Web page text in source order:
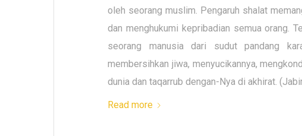
oleh seorang muslim. Pengaruh shalat
dan menghukumi kepribadian semua orang.
seorang manusia dari sudut pandang
membersihkan jiwa, menyucikannya,
dunia dan taqarrub dengan-Nya di akhirat.
Read more